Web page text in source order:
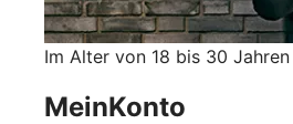
Im Alter von 18 bis 30 Jahren
MeinKonto